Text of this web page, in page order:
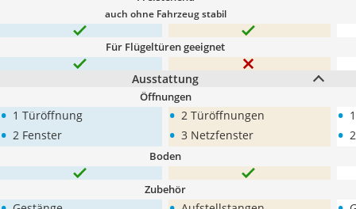
auch ohne Fahrzeug stabil
Für Flügeltüren geeignet
Ausstattung
Öffnungen
• 1 Türöffnung
• 2 Fenster
• 2 Türöffnungen
• 3 Netzfenster
•
•
Boden
Zubehör